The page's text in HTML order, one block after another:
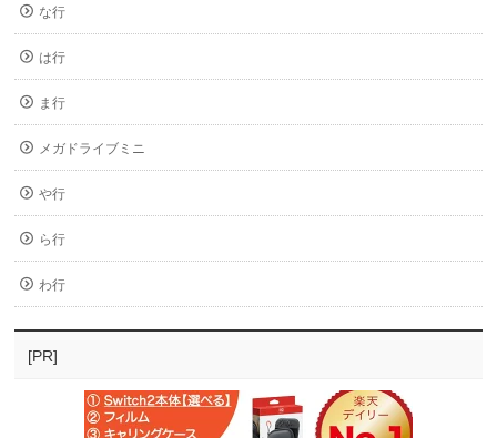
な行
は行
ま行
メガドライブミニ
や行
ら行
わ行
[PR]